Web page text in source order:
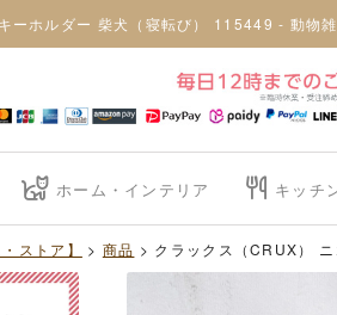
ーホルダー 柴犬（寝転び） 115449 - 動物雑
ホーム・インテリア キッチ
ストア】 > 商品 > クラックス（CRUX）